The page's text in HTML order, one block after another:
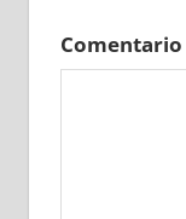
Comentario